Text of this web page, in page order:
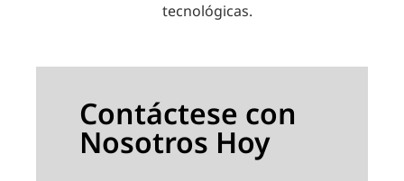
tecnológicas.
Contáctese con
Nosotros Hoy